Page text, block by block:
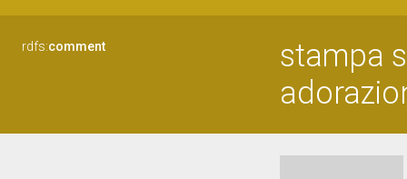
rdfs:comment
stampa